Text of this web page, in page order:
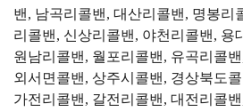
밴, 남곡리콜밴, 대산리콜밴, 명봉리
리콜밴, 신상리콜밴, 야천리콜밴, 용
원남리콜밴, 월포리콜밴, 유곡리콜
외서면콜밴, 상주시콜밴, 경상북도
가전리콜밴, 갈전리콜밴, 대전리콜